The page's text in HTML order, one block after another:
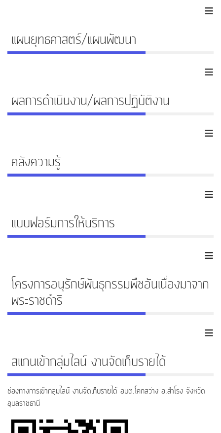
≡
แผนยุทธศาสตร์/แผนพัฒนา
≡
ผลการดำเนินงาน/ผลการปฏิบัติงาน
≡
คลังความรู้
≡
แบบฟอร์มการให้บริการ
≡
โครงการอนุรักษ์พันธุกรรมพืชอันเนื่องมาจาก
พระราชดำริ
≡
สแกนเข้ากลุ่มไลน์ งานจัดเก็บรายได้
ช่องทางการเข้ากลุ่มไลน์ งานจัดเก็บรายได้ อบต.โคกสว่าง อ.สำโรง จังหวัด
อุบลราชธานี